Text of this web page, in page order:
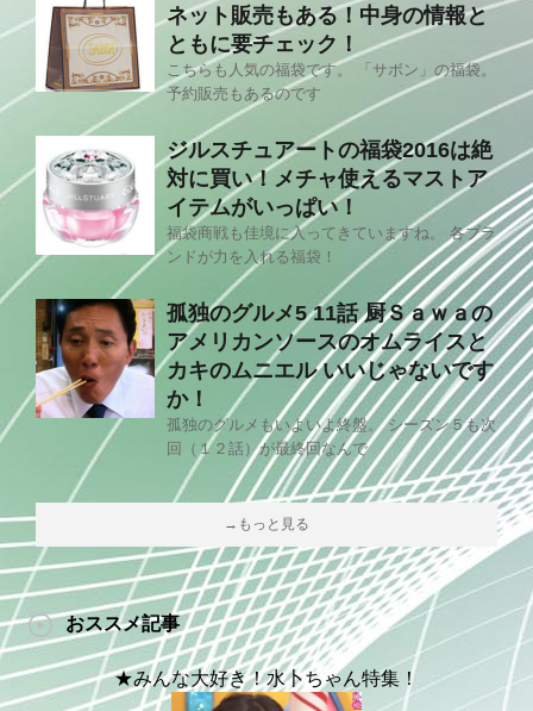
ネット販売もある！中身の情報と
ともに要チェック！
こちらも人気の福袋です。 「サボン」の福袋。
予約販売もあるのです
ジルスチュアートの福袋2016は絶
対に買い！メチャ使えるマストア
イテムがいっぱい！
福袋商戦も佳境に入ってきていますね。 各ブラ
ンドが力を入れる福袋！
孤独のグルメ5 11話 厨Ｓａｗａの
アメリカンソースのオムライスと
カキのムニエル いいじゃないです
か！
孤独のグルメもいよいよ終盤。 シーズン５も次
回（１２話）が最終回なんで
→もっと見る
おススメ記事
★みんな大好き！水卜ちゃん特集！